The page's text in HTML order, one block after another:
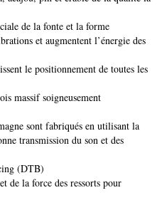
de la fonte et la forme
et augmentent l’énergie des
le positionnement de toutes les
massif soigneusement
sont fabriqués en utilisant la
transmission du son et des
(DTB)
de la force des ressorts pour